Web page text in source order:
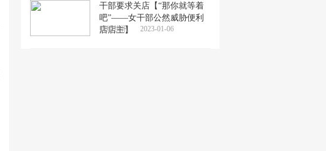
干部要求关店【“那你就等着
吧”——女干部公然威胁便利
店店主】
财经快讯 2023-01-06